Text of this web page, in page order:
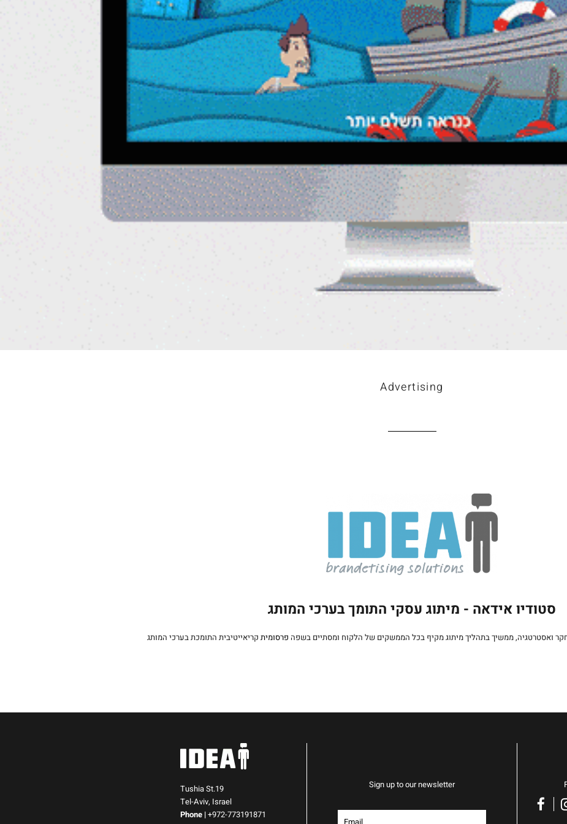
Advertising
סטודיו אידאה - מיתוג עסקי התומך בערכי המותג
ואסטרטגיה, ממשיך בתהליך מיתוג מקיף בכל הממשקים של הלקוח ומסתיים בשפה פרסומית
Tushia St.19
Tel-Aviv, Israel
Phone|+972-773191871
Sign up to our newsletter